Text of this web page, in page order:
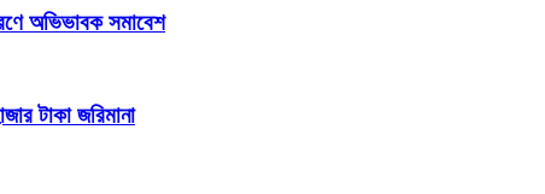
অভিভাবক সমাবেশ
টাকা জরিমানা